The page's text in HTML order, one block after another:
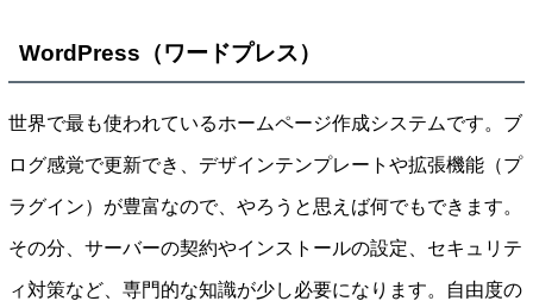
WordPress（ワードプレス）
世界で最も使われているホームページ作成システムです。ブ
ログ感覚で更新でき、デザインテンプレートや拡張機能（プ
ラグイン）が豊富なので、やろうと思えば何でもできます。
その分、サーバーの契約やインストールの設定、セキュリテ
ィ対策など、専門的な知識が少し必要になります。自由度の